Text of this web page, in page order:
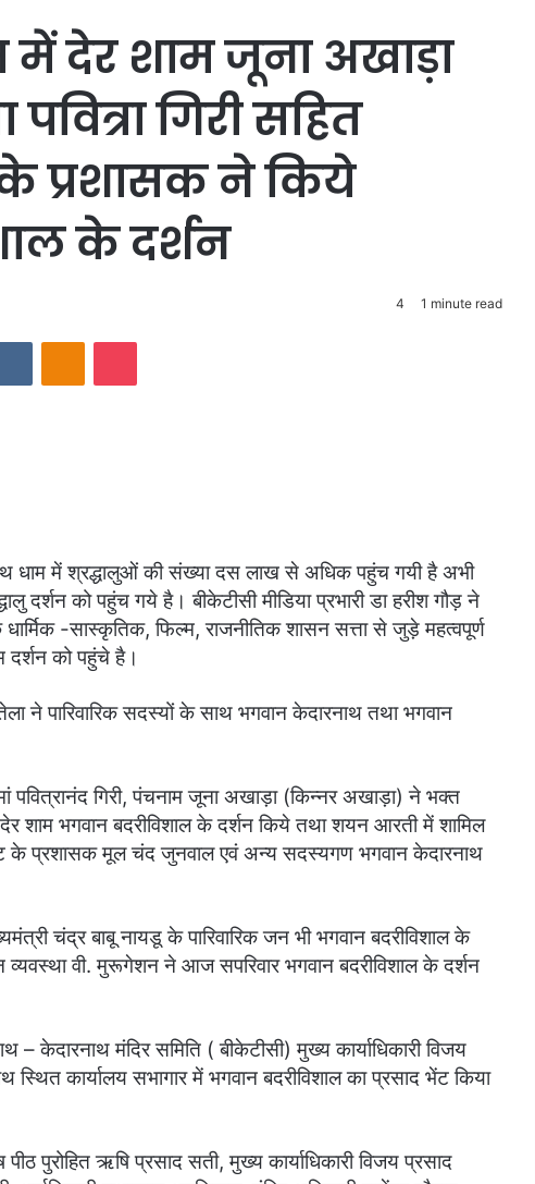
में देर शाम जूना अखाड़ा
गिरी सहित
प्रशासक ने किये
के दर्शन
4 1 minute read
VKontakteOdnoklassniki
Pocket
धाम में श्रद्धालुओं की संख्या दस लाख से अधिक पहुंच गयी है अभी
दर्शन को पहुंच गये है। बीकेटीसी मीडिया प्रभारी डा हरीश गौड़ ने
-सास्कृतिक, फिल्म, राजनीतिक शासन सत्ता से जुड़े महत्वपूर्ण
दर्शन को पहुंचे है।
ने पारिवारिक सदस्यों के साथ भगवान केदारनाथ तथा भगवान
पवित्रानंद गिरी, पंचनाम जूना अखाड़ा (किन्नर अखाड़ा) ने भक्त
भगवान बदरीविशाल के दर्शन किये तथा शयन आरती में शामिल
के प्रशासक मूल चंद जुनवाल एवं अन्य सदस्यगण भगवान केदारनाथ
चंद्र बाबू नायडू के पारिवारिक जन भी भगवान बदरीविशाल के
वी. मुरूगेशन ने आज सपरिवार भगवान बदरीविशाल के दर्शन
– केदारनाथ मंदिर समिति ( बीकेटीसी) मुख्य कार्याधिकारी विजय
स्थित कार्यालय सभागार में भगवान बदरीविशाल का प्रसाद भेंट किया
पुरोहित ऋषि प्रसाद सती, मुख्य कार्याधिकारी विजय प्रसाद